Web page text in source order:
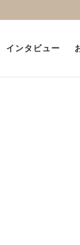
インタビュー